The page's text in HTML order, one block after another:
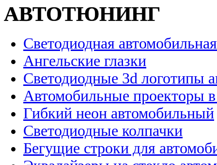
АВТОТЮНИНГ
Светодиодная
Ангельские глазки
Светодиодные 3d логотипы
Автомобильные проекторы
Гибкий неон автомобильный
Светодиодные колпачки
Бегущие строки для